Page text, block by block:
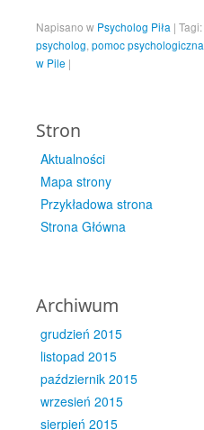
Napisano w Psycholog Piła | Tagi:
psycholog pomoc
w Pile |
Stron
Aktualności
Mapa strony
Przykładowa strona
Strona Główna
Archiwum
grudzień 2015
listopad 2015
październik 2015
wrzesień 2015
sierpień 2015